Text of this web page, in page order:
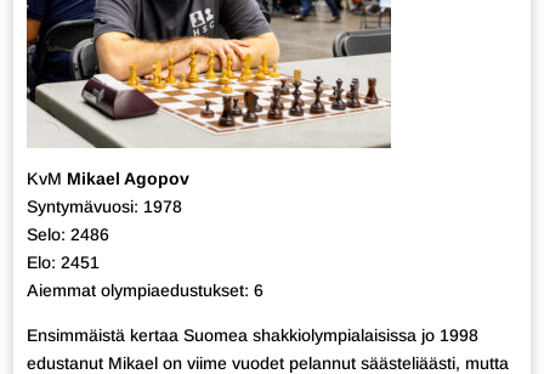
KvM Mikael Agopov
Syntymävuosi: 1978
Selo: 2486
Elo: 2451
Aiemmat olympiaedustukset: 6
Ensimmäistä kertaa Suomea shakkiolympialaisissa jo 1998
edustanut Mikael on viime vuodet pelannut säästeliäästi, mutta